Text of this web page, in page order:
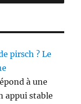
pirsch ? Le
à une
appui stable